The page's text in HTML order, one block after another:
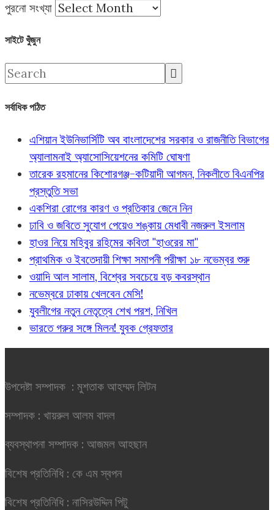
পুরনো সংখ্যা
সাইটে খুঁজুন
সর্বাধিক পঠিত
এশিয়ান ইউনিভার্সিটি অব বাংলাদেশের সরকার ও রাজনীতি বিভাগের
অ্যালামনাই অ্যাসোসিয়েশনের কমিটি ঘোষণা
তারেক রহমানের কিশোরগঞ্জ-কটিয়াদী আগমন, নিকলীতে বিএনপির
প্রস্তুতি সভা
একশিরা রোগের কারণ ও প্রতিকার জেনে নিন
ঢাবি ও জবিতে সুযোগ পেয়েও শঙ্কায় মেধাবী নজরুল ইসলাম
হাওর নিয়ে মহিবুর রহিমের কবিতা "হাওরের মা"
প্রাথমিক ও ইবতেদায়ী শিক্ষা সমাপনী পরীক্ষা ১৮ নভেম্বর শুরু
ওয়াদি আল সালাম, বিশ্বের সবচেয়ে বড় কবরস্থান
নভেম্বরে ঢাকায় খেলবেন মেসি!
যুবলীগের নতুন নেতৃত্বে শেখ পরশ, নিখিল
ভারতে গরুর সঙ্গে মিলন! যুবক গ্রেফতার
উপদেষ্টা সম্পাদক : মুশতাক আহম্মদ লিটন
সম্পাদক : খায়রুল আলম বাদল
ব্যবস্থাপনা সম্পাদক : আজমল আহছান
বিশেষ প্রতিনিধি : কে এম স্বপন
বিশেষ প্রতিনিধি : নাসিরউদ্দিন পিটু